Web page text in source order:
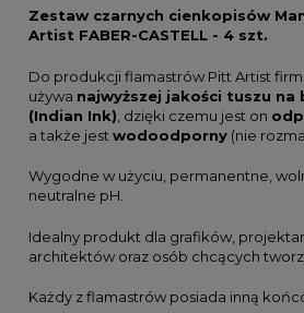
Zestaw czarnych cienkopisów
Artist FABER-CASTELL - 4 szt.
Do produkcji flamastrów Pitt Artist
używa najwyższej jakości tuszu
(Indian Ink) , dzięki czemu jest on
a także jest wodoodporny (nie
Wygodne w użyciu, permanentne,
neutralne pH.
Idealny produkt dla grafików,
architektów oraz osób chcących
Każdy z flamastrów posiada inną